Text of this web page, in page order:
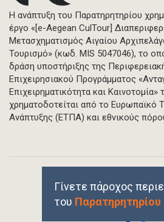
Η ανάπτυξη του Παρατηρητηρίου
έργο «[e-Aegean CulTour]
Μετασχηματισμός Αιγαίου
Τουρισμό» (κωδ. MIS 5047046), το
δράση υποστήριξης της
Επιχειρησιακού Προγράμματος
Επιχειρηματικότητα και
χρηματοδοτείται από το Ευρωπαϊκό
Ανάπτυξης (ΕΤΠΑ) και εθνικούς
Γίνετε πάροχος
του Παρατηρητηρίου